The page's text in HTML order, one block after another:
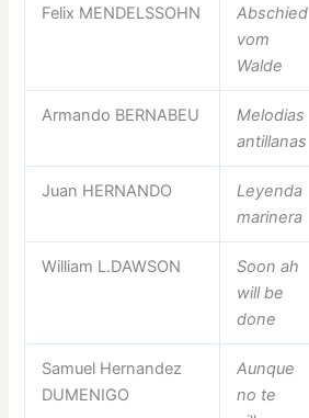
Felix MENDELSSOHN
Abschied
vom
Walde
Armando BERNABEU
Melodias
antillanas
Juan HERNANDO
Leyenda
marinera
William L.DAWSON
Soon ah
will be
done
Samuel Hernandez
DUMENIGO
Aunque
no te